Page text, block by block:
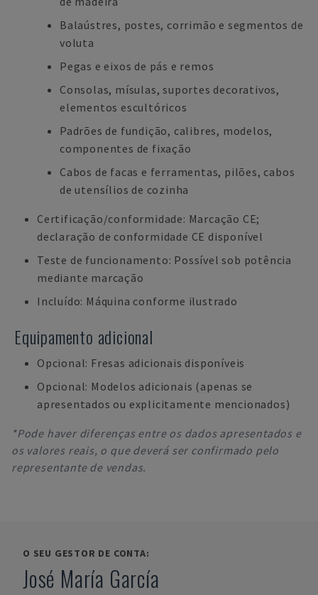
Balaústres, postes, corrimão e segmentos de
voluta
Pegas e eixos de pás e remos
Consolas, mísulas, suportes decorativos,
elementos escultóricos
Padrões de fundição, calibres, modelos,
componentes de fixação
Cabos de facas e ferramentas, pilões, cabos
de utensílios de cozinha
Certificação/conformidade: Marcação CE;
declaração de conformidade CE disponível
Teste de funcionamento: Possível sob potência
mediante marcação
Incluído: Máquina conforme ilustrado
Equipamento adicional
Opcional: Fresas adicionais disponíveis
Opcional: Modelos adicionais (apenas se
apresentados ou explicitamente mencionados)
*Pode haver diferenças entre os dados apresentados e
os valores reais, o que deverá ser confirmado pelo
representante de vendas.
O SEU GESTOR DE CONTA:
José María García